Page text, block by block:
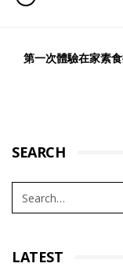
第一次體驗在家素
SEARCH
LATEST